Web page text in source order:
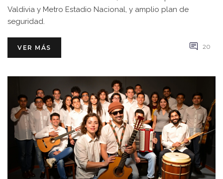
Valdivia y Metro Estadio Nacional, y amplio plan de
seguridad.
VER MÁS 20